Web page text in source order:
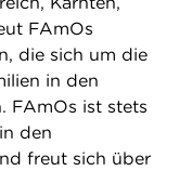
FAmOs
die sich um die
in den
FAmOs ist stets
den
freut sich über